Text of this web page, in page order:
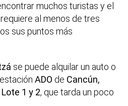
muchos turistas y el
al menos de tres
sus puntos más
se puede alquilar un auto o
ADO de Cancún,
1 y 2, que tarda un poco